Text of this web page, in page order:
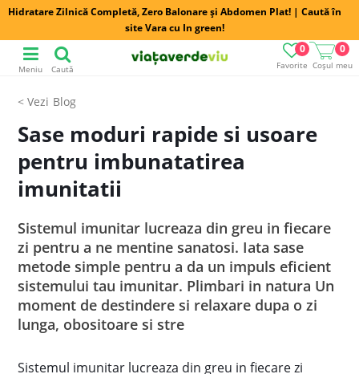
Hidratare Zilnică Completă, Zero Balonare și Abdomen Plat! | Caută în
site Vara cu In green!
Favorite
0
Coșul meu
0
Meniu Caută
Blog
Sase moduri rapide si usoare
pentru imbunatatirea
imunitatii
Sistemul imunitar lucreaza din greu in fiecare
zi pentru a ne mentine sanatosi. Iata sase
metode simple pentru a da un impuls eficient
sistemului tau imunitar. Plimbari in natura Un
moment de destindere si relaxare dupa o zi
lunga, obositoare si stre
Sistemul imunitar lucreaza din greu in fiecare zi